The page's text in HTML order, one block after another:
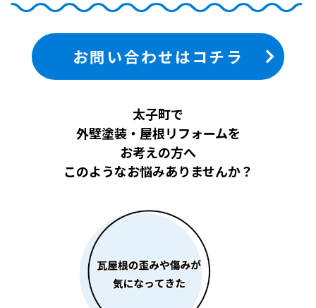
お問い合わせはコチラ
太子町で
外壁塗装・屋根リフォームを
お考えの方へ
このようなお悩みありませんか？